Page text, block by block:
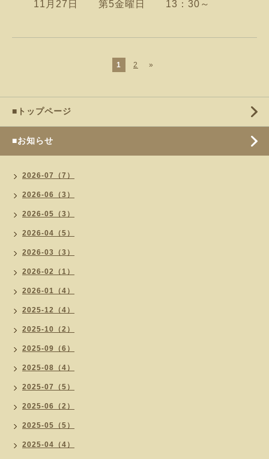
11月27日 第5金曜日 13：30～
1 2 »
■トップページ
■お知らせ
2026-07（7）
2026-06（3）
2026-05（3）
2026-04（5）
2026-03（3）
2026-02（1）
2026-01（4）
2025-12（4）
2025-10（2）
2025-09（6）
2025-08（4）
2025-07（5）
2025-06（2）
2025-05（5）
2025-04（4）